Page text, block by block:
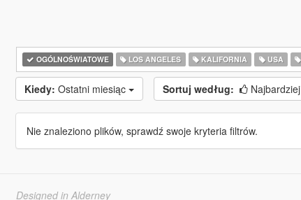
OGÓLNOŚWIATOWE LOS ANGELES KALIFORNIA USA
Kiedy: Ostatni miesiąc Sortuj według:
Nie znaleziono plików, sprawdź swoje kryteria filtrów.
Designed in Alderney